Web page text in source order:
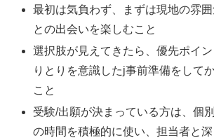
最初は気負わず、まずは現地の雰
との出会いを楽しむこと
選択肢が見えてきたら、優先ポイ
りとりを意識したj事前準備をして
こと
受験/出願が決まっている方は、個
の時間を積極的に使い、担当者と